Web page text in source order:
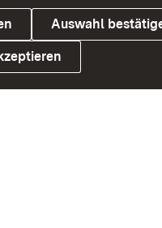
Auswahl